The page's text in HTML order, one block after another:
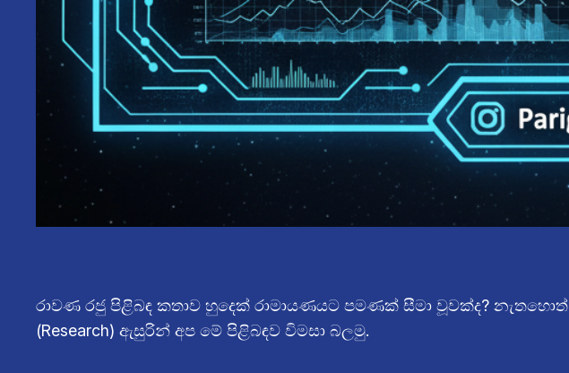
රාවණ රජු පිළිබඳ කතාව හුදෙක් රාමායණයට පමණක් සීමා වූවක්ද?
(Research) ඇසුරින් අප මේ පිළිබඳව විමසා බලමු.